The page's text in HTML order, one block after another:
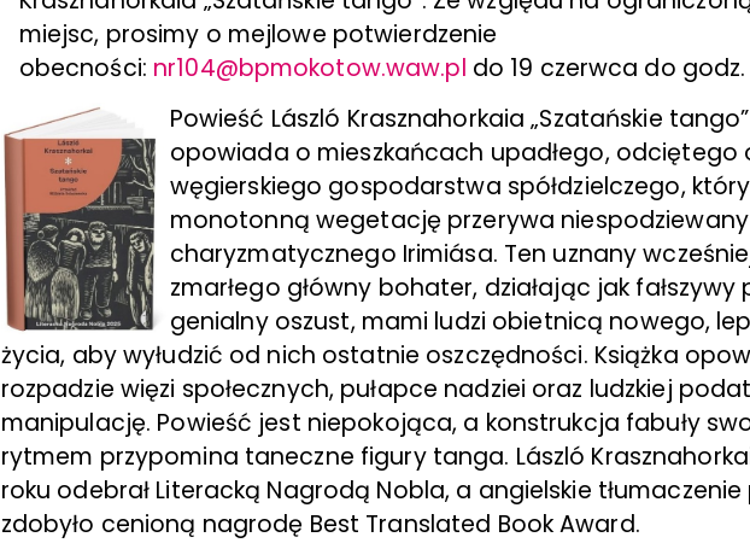
miejsc, prosimy o mejlowe potwierdzenie
obecności: nr104@bpmokotow.waw.pl do 19 czerwca do godz.
Powieść László Krasznahorkaia „Szatańskie tango”
opowiada o mieszkańcach upadłego, odciętego
węgierskiego gospodarstwa spółdzielczego,
monotonną wegetację przerywa
charyzmatycznego Irimiása. Ten uznany
zmarłego główny bohater, działając jak fałszywy
genialny oszust, mami ludzi obietnicą nowego,
życia, aby wyłudzić od nich ostatnie oszczędności. Książka
rozpadzie więzi społecznych, pułapce nadziei oraz ludzkiej
manipulację. Powieść jest niepokojąca, a konstrukcja fabuły
rytmem przypomina taneczne figury tanga. László
roku odebrał Literacką Nagrodą Nobla, a angielskie
zdobyło cenioną nagrodę Best Translated Book Award.